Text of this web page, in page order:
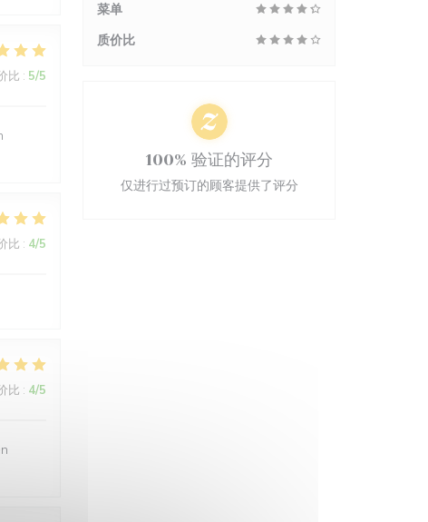
比 : 5/5
比 : 4/5
比 : 4/5
菜单
质价比
100% 验证的评分
仅进行过预订的顾客提供了评分